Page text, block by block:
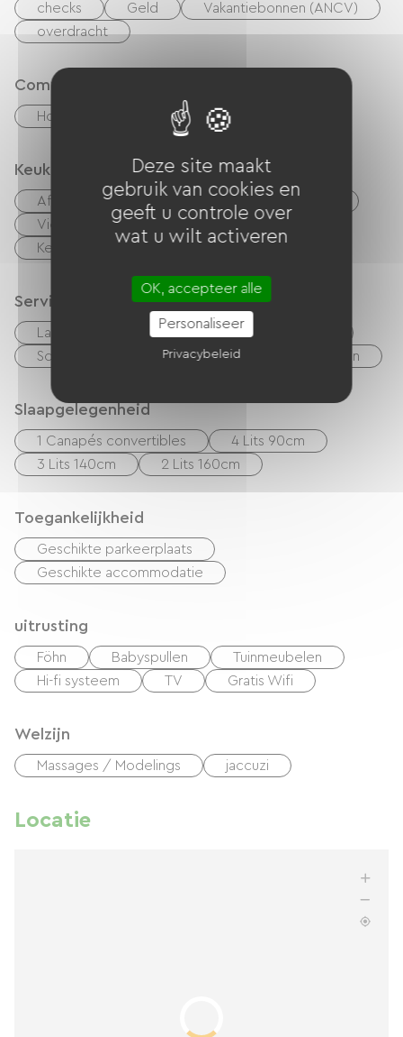
checks Geld
Vakantiebonnen (ANCV)
overdracht
Comfort
Houtkachel haard
Keuken
Afwasmachine
Vier
Magnetron
Keukentje
Services
Lakens en linnen inbegrepen
Schoonmaak met toeslag
Lening van fietsen
Slaapgelegenheid
1 Canapés convertibles
4 Lits 90cm
3 Lits 140cm
2 Lits 160cm
Toegankelijkheid
Geschikte parkeerplaats
Geschikte accommodatie
uitrusting
Föhn Babyspullen
Tuinmeubelen
Hi-fi systeem
TV Gratis Wifi
Welzijn
Massages / Modelings jaccuzi
Locatie
Deze site maakt
gebruik van cookies en
geeft u controle over
wat u wilt activeren
OK, accepteer alle
Personaliseer
Privacybeleid